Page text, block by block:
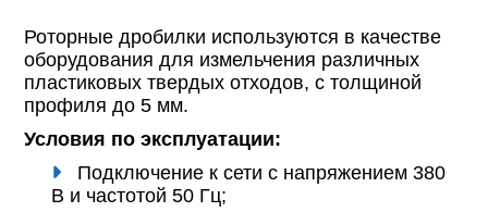
Роторные дробилки используются в качестве
оборудования для измельчения различных
пластиковых твердых отходов, с толщиной
профиля до 5 мм.
Условия по эксплуатации:
Подключение к сети с напряжением 380
В и частотой 50 Гц;